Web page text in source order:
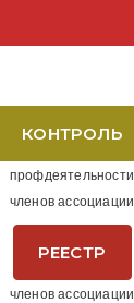
КОНТРОЛЬ
профдеятельности
членов ассоциации
РЕЕСТР
членов ассоциации